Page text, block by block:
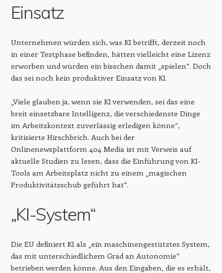
Einsatz
Unternehmen würden sich, was KI betrifft, derzeit noch
in einer Testphase befinden, hätten vielleicht eine Lizenz
erworben und würden ein bisschen damit „spielen“. Doch
das sei noch kein produktiver Einsatz von KI.
„Viele glauben ja, wenn sie KI verwenden, sei das eine
breit einsetzbare Intelligenz, die verschiedenste Dinge
im Arbeitskontext zuverlässig erledigen könne“,
kritisierte Hirschbrich. Auch bei der
Onlinenewsplattform 404 Media ist mit Verweis auf
aktuelle Studien zu lesen, dass die Einführung von KI-
Tools am Arbeitsplatz nicht zu einem „magischen
Produktivitätsschub geführt hat“.
„KI-System“
Die EU definiert KI als „ein maschinengestütztes System,
das mit unterschiedlichem Grad an Autonomie“
betrieben werden könne. Aus den Eingaben, die es erhält,